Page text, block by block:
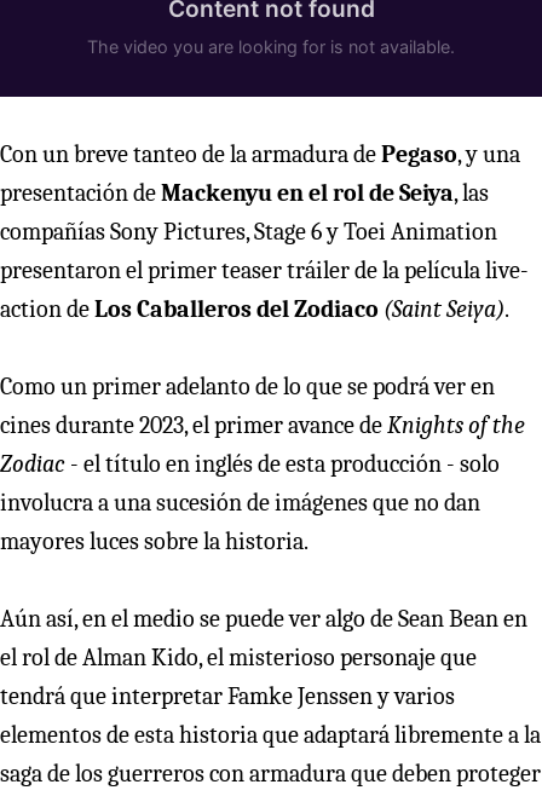
Con un breve tanteo de la armadura dePegaso, y una
presentación deMackenyu en el rol de Seiya, las
compañías Sony Pictures, Stage 6 y Toei Animation
presentaron el primer teaser tráiler de la película live-
action deLos Caballeros del Zodiaco (Saint Seiya).
Como un primer adelanto de lo que se podrá ver en
cines durante 2023, el primer avance deKnights of the
Zodiac - el título en inglés de esta producción - solo
involucra a una sucesión de imágenes que no dan
mayores luces sobre la historia.
Aún así, en el medio se puede ver algo de Sean Bean en
el rol de Alman Kido, el misterioso personaje que
tendrá que interpretar Famke Jenssen y varios
elementos de esta historia que adaptará libremente a la
saga de los guerreros con armadura que deben proteger